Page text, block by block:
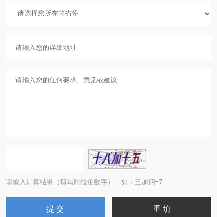
请输入计算结果（填写阿拉伯数字），如：三加四=7